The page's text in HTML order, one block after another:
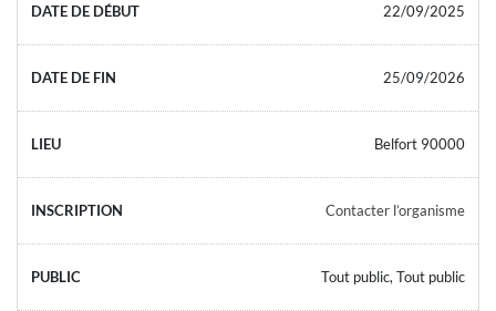
22/09/2025
25/09/2026
Belfort 90000
Contacter l’organisme
Tout public, Tout public